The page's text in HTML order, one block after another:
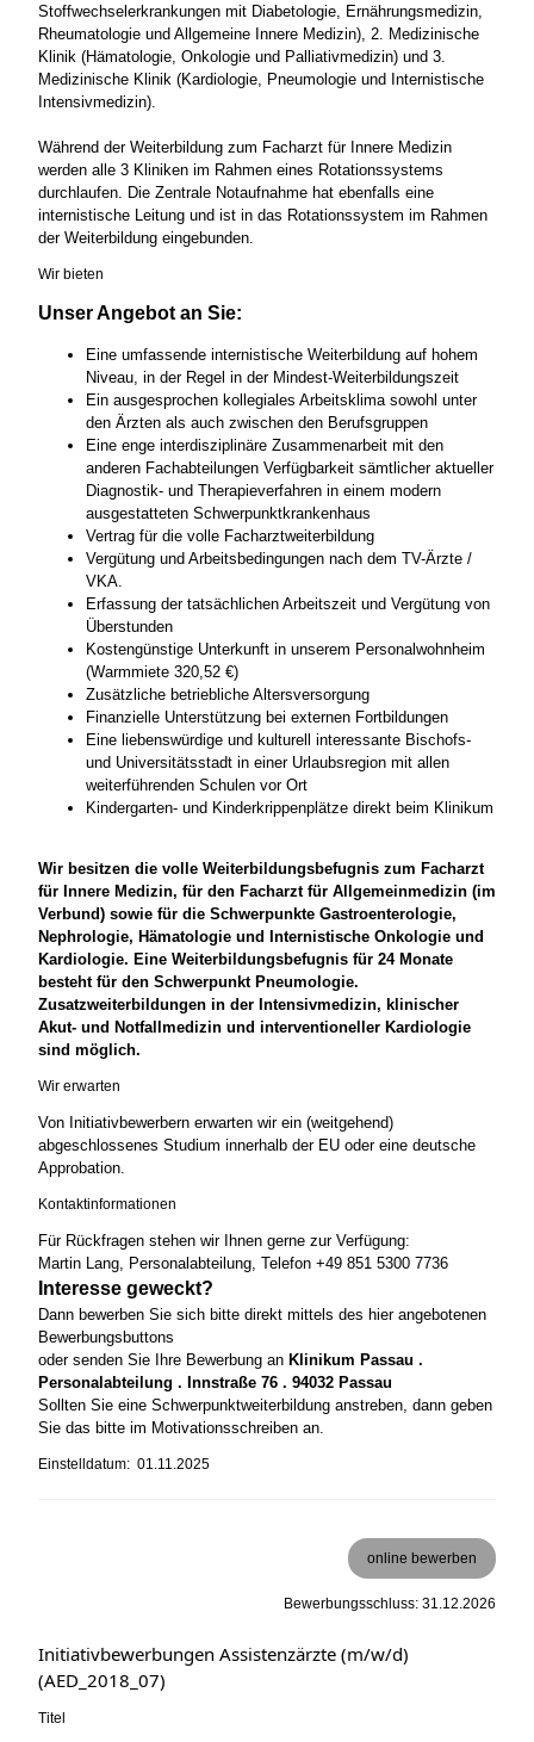
Stoffwechselerkrankungen mit Diabetologie, Ernährungsmedizin,
Rheumatologie und Allgemeine Innere Medizin), 2. Medizinische
Klinik (Hämatologie, Onkologie und Palliativmedizin) und 3.
Medizinische Klinik (Kardiologie, Pneumologie und Internistische
Intensivmedizin).
Während der Weiterbildung zum Facharzt für Innere Medizin
werden alle 3 Kliniken im Rahmen eines Rotationssystems
durchlaufen. Die Zentrale Notaufnahme hat ebenfalls eine
internistische Leitung und ist in das Rotationssystem im Rahmen
der Weiterbildung eingebunden.
Wir bieten
Unser Angebot an Sie:
Eine umfassende internistische Weiterbildung auf hohem
Niveau, in der Regel in der Mindest-Weiterbildungszeit
Ein ausgesprochen kollegiales Arbeitsklima sowohl unter
den Ärzten als auch zwischen den Berufsgruppen
Eine enge interdisziplinäre Zusammenarbeit mit den
anderen Fachabteilungen Verfügbarkeit sämtlicher aktueller
Diagnostik- und Therapieverfahren in einem modern
ausgestatteten Schwerpunktkrankenhaus
Vertrag für die volle Facharztweiterbildung
Vergütung und Arbeitsbedingungen nach dem TV-Ärzte /
VKA.
Erfassung der tatsächlichen Arbeitszeit und Vergütung von
Überstunden
Kostengünstige Unterkunft in unserem Personalwohnheim
(Warmmiete 320,52 €)
Zusätzliche betriebliche Altersversorgung
Finanzielle Unterstützung bei externen Fortbildungen
Eine liebenswürdige und kulturell interessante Bischofs-
und Universitätsstadt in einer Urlaubsregion mit allen
weiterführenden Schulen vor Ort
Kindergarten- und Kinderkrippenplätze direkt beim Klinikum
Wir besitzen die volle Weiterbildungsbefugnis zum Facharzt
für Innere Medizin, für den Facharzt für Allgemeinmedizin (im
Verbund) sowie für die Schwerpunkte Gastroenterologie,
Nephrologie, Hämatologie und Internistische Onkologie und
Kardiologie. Eine Weiterbildungsbefugnis für 24 Monate
besteht für den Schwerpunkt Pneumologie.
Zusatzweiterbildungen in der Intensivmedizin, klinischer
Akut- und Notfallmedizin und interventioneller Kardiologie
sind möglich.
Wir erwarten
Von Initiativbewerbern erwarten wir ein (weitgehend)
abgeschlossenes Studium innerhalb der EU oder eine deutsche
Approbation.
Kontaktinformationen
Für Rückfragen stehen wir Ihnen gerne zur Verfügung:
Martin Lang, Personalabteilung, Telefon +49 851 5300 7736
Interesse geweckt?
Dann bewerben Sie sich bitte direkt mittels des hier angebotenen
Bewerbungsbuttons
oder senden Sie Ihre Bewerbung an Klinikum Passau .
Personalabteilung . Innstraße 76 . 94032 Passau
Sollten Sie eine Schwerpunktweiterbildung anstreben, dann geben
Sie das bitte im Motivationsschreiben an.
Einstelldatum: 01.11.2025
online bewerben
Bewerbungsschluss: 31.12.2026
Initiativbewerbungen Assistenzärzte (m/w/d)
(AED_2018_07)
Titel